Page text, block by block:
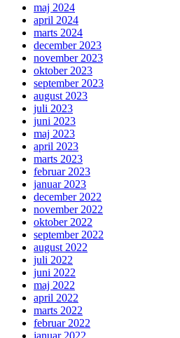
maj 2024
april 2024
marts 2024
december 2023
november 2023
oktober 2023
september 2023
august 2023
juli 2023
juni 2023
maj 2023
april 2023
marts 2023
februar 2023
januar 2023
december 2022
november 2022
oktober 2022
september 2022
august 2022
juli 2022
juni 2022
maj 2022
april 2022
marts 2022
februar 2022
januar 2022